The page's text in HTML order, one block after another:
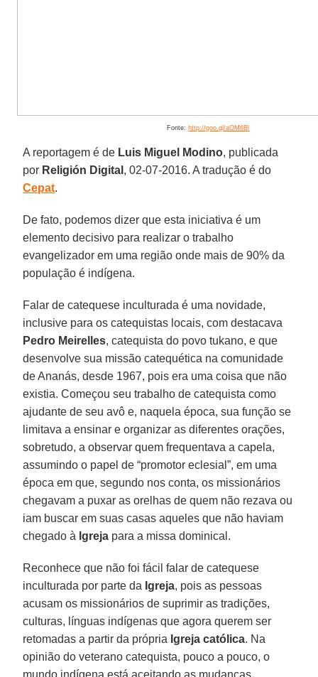
Fonte: http://goo.gl/aOM6Bl
A reportagem é de Luis Miguel Modino, publicada
por Religión Digital , 02-07-2016. A tradução é do
Cepat.
De fato, podemos dizer que esta iniciativa é um
elemento decisivo para realizar o trabalho
evangelizador em uma região onde mais de 90% da
população é indígena.
Falar de catequese inculturada é uma novidade,
inclusive para os catequistas locais, com destacava
Pedro Meirelles, catequista do povo tukano, e que
desenvolve sua missão catequética na comunidade
de Ananás, desde 1967, pois era uma coisa que não
existia. Começou seu trabalho de catequista como
ajudante de seu avô e, naquela época, sua função se
limitava a ensinar e organizar as diferentes orações,
sobretudo, a observar quem frequentava a capela,
assumindo o papel de “promotor eclesial”, em uma
época em que, segundo nos conta, os missionários
chegavam a puxar as orelhas de quem não rezava ou
iam buscar em suas casas aqueles que não haviam
chegado à Igreja para a missa dominical.
Reconhece que não foi fácil falar de catequese
inculturada por parte da Igreja, pois as pessoas
acusam os missionários de suprimir as tradições,
culturas, línguas indígenas que agora querem ser
retomadas a partir da própria Igreja católica. Na
opinião do veterano catequista, pouco a pouco, o
mundo indígena está aceitando as mudanças,